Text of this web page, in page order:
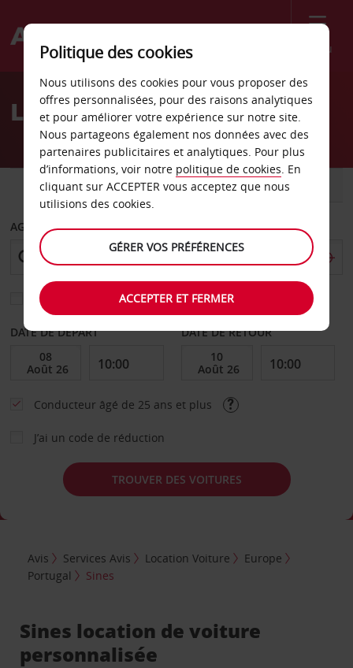
Menu
Welcome
AvisLocation de voiture Sines
VOITURE UTILITAIRE
AGENCE DE DÉPART
Sélectionnez une autre agence de retour
DATE DE DÉPART DATE DE RETOUR
Conducteur âgé de 25 ans et plus
J’ai un code de réduction
TROUVER DES VOITURES
Avis Services Avis Location Voiture
Europe
Portugal
Sines
Sines location de voiture
personnalisée
Politique des cookies
Nous utilisons des cookies pour vous proposer des
offres personnalisées, pour des raisons analytiques
et pour améliorer votre expérience sur notre site.
Nous partageons également nos données avec des
partenaires publicitaires et analytiques. Pour plus
d’informations, voir notre politique de cookies. En
cliquant sur ACCEPTER vous acceptez que nous
utilisions des cookies.
GÉRER VOS PRÉFÉRENCES
ACCEPTER ET FERMER